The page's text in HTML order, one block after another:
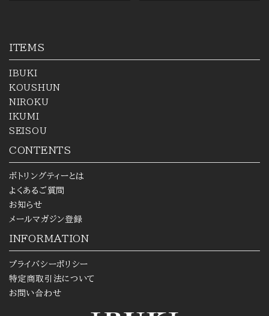
ITEMS
IBUKI
KOUSHUN
NIROKU
IKUMI
SEISOU
CONTENTS
ボトリングティーとは
よくあるご質問
お知らせ
メールマガジン登録
INFORMATION
プライバシーポリシー
特定商取引法について
お問い合わせ